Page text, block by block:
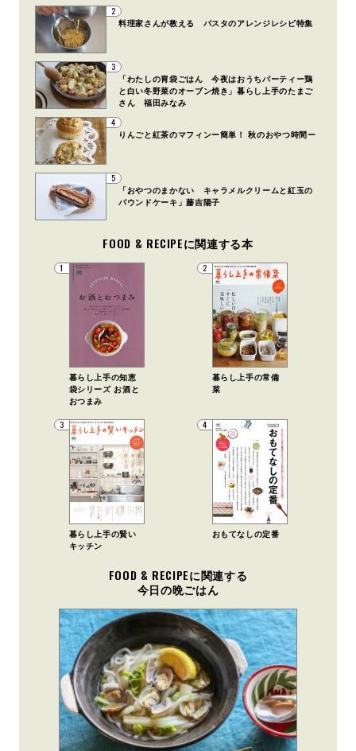
2
料理家さんが教える パスタのアレンジレシピ特集
3
「わたしの胃袋ごはん 今夜はおうちパーティー鶏
と白い冬野菜のオーブン焼き」暮らし上手のたまご
さん 福田みなみ
4
りんごと紅茶のマフィンー簡単！ 秋のおやつ時間ー
5
「おやつのまかない キャラメルクリームと紅玉の
パウンドケーキ」藤吉陽子
FOOD & RECIPEに関連する本
1
暮らし上手の知恵
袋シリーズ お酒と
おつまみ
2
暮らし上手の常備
菜
3
暮らし上手の賢い
キッチン
4
おもてなしの定番
FOOD & RECIPEに関連する
今日の晩ごはん